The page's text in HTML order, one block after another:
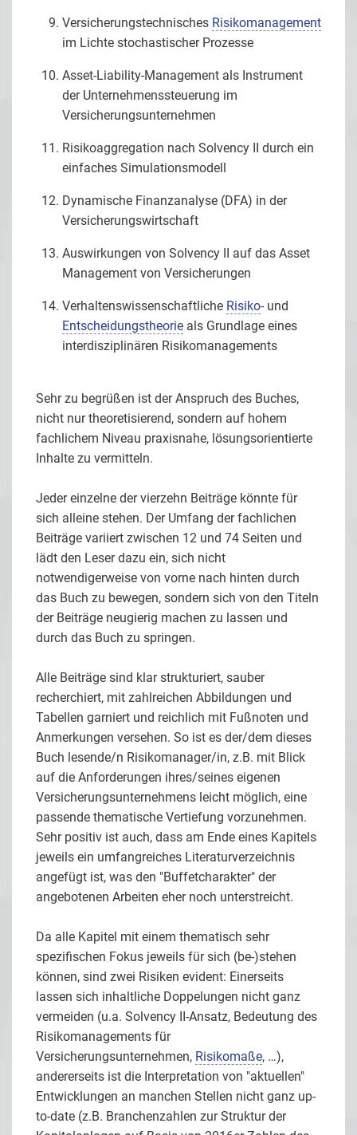
Versicherungstechnisches Risikomanagement
im Lichte stochastischer Prozesse
Asset-Liability-Management als Instrument
der Unternehmenssteuerung im
Versicherungsunternehmen
Risikoaggregation nach Solvency II durch ein
einfaches Simulationsmodell
Dynamische Finanzanalyse (DFA) in der
Versicherungswirtschaft
Auswirkungen von Solvency II auf das Asset
Management von Versicherungen
Verhaltenswissenschaftliche Risiko- und
Entscheidungstheorie als Grundlage eines
interdisziplinären Risikomanagements
Sehr zu begrüßen ist der Anspruch des Buches,
nicht nur theoretisierend, sondern auf hohem
fachlichem Niveau praxisnahe, lösungsorientierte
Inhalte zu vermitteln.
Jeder einzelne der vierzehn Beiträge könnte für
sich alleine stehen. Der Umfang der fachlichen
Beiträge variiert zwischen 12 und 74 Seiten und
lädt den Leser dazu ein, sich nicht
notwendigerweise von vorne nach hinten durch
das Buch zu bewegen, sondern sich von den Titeln
der Beiträge neugierig machen zu lassen und
durch das Buch zu springen.
Alle Beiträge sind klar strukturiert, sauber
recherchiert, mit zahlreichen Abbildungen und
Tabellen garniert und reichlich mit Fußnoten und
Anmerkungen versehen. So ist es der/dem dieses
Buch lesende/n Risikomanager/in, z.B. mit Blick
auf die Anforderungen ihres/seines eigenen
Versicherungsunternehmens leicht möglich, eine
passende thematische Vertiefung vorzunehmen.
Sehr positiv ist auch, dass am Ende eines Kapitels
jeweils ein umfangreiches Literaturverzeichnis
angefügt ist, was den "Buffetcharakter" der
angebotenen Arbeiten eher noch unterstreicht.
Da alle Kapitel mit einem thematisch sehr
spezifischen Fokus jeweils für sich (be-)stehen
können, sind zwei Risiken evident: Einerseits
lassen sich inhaltliche Doppelungen nicht ganz
vermeiden (u.a. Solvency II-Ansatz, Bedeutung des
Risikomanagements für
Versicherungsunternehmen, Risikomaße, …),
andererseits ist die Interpretation von "aktuellen"
Entwicklungen an manchen Stellen nicht ganz up-
to-date (z.B. Branchenzahlen zur Struktur der